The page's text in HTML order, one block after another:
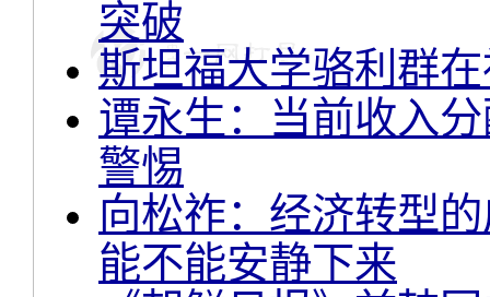
突破
斯坦福大学骆利群
谭永生：当前收入
警惕
向松祚：经济转型
能不能安静下来